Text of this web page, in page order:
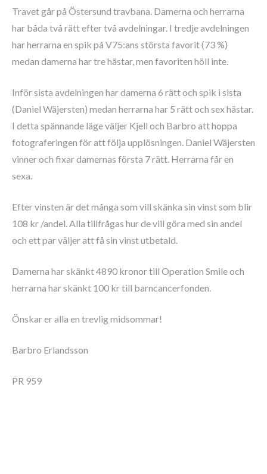
Travet går på Östersund travbana. Damerna och herrarna
har båda två rätt efter två avdelningar. I tredje avdelningen
har herrarna en spik på V75:ans största favorit (73 %)
medan damerna har tre hästar, men favoriten höll inte.
Inför sista avdelningen har damerna 6 rätt och spik i sista
(Daniel Wäjersten) medan herrarna har 5 rätt och sex hästar.
I detta spännande läge väljer Kjell och Barbro att hoppa
fotograferingen för att följa upplösningen. Daniel Wäjersten
vinner och fixar damernas första 7 rätt. Herrarna får en
sexa.
Efter vinsten är det många som vill skänka sin vinst som blir
108 kr /andel. Alla tillfrågas hur de vill göra med sin andel
och ett par väljer att få sin vinst utbetald.
Damerna har skänkt 4890 kronor till Operation Smile och
herrarna har skänkt 100 kr till barncancerfonden.
Önskar er alla en trevlig midsommar!
Barbro Erlandsson
PR 959